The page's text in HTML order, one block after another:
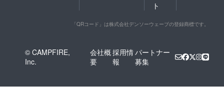
ト
「QRコード」は株式会社デンソーウェーブの登録商標です。
© CAMPFIRE,
Inc.
会社概
要
採用情
報
パートナー
募集